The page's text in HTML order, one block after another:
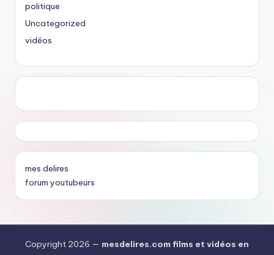
politique
Uncategorized
vidéos
mes delires
forum youtubeurs
Copyright 2026 — mesdelires.com films et vidéos en